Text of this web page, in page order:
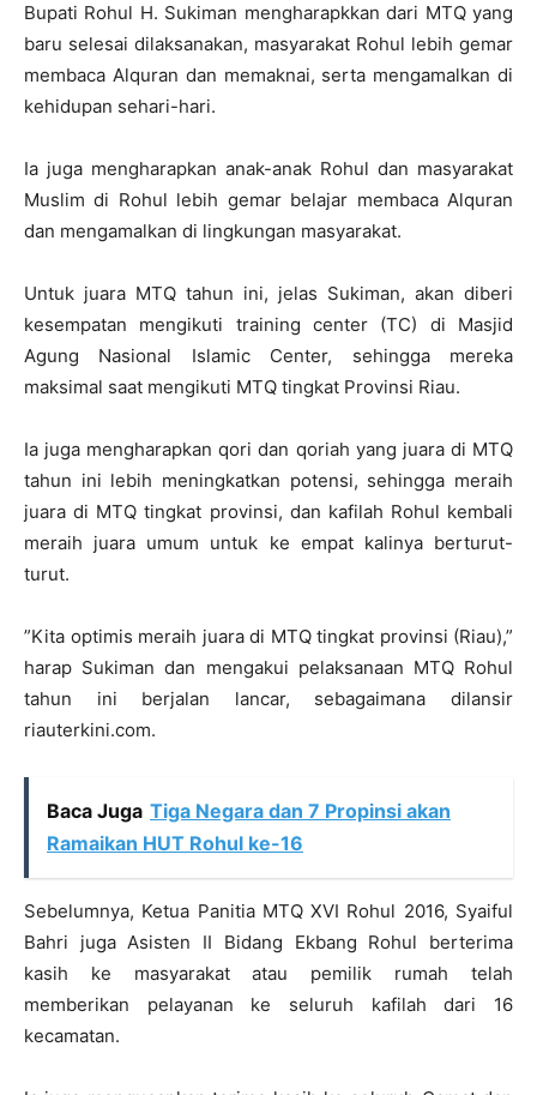
Bupati Rohul H. Sukiman mengharapkkan dari MTQ yang
baru selesai dilaksanakan, masyarakat Rohul lebih gemar
membaca Alquran dan memaknai, serta mengamalkan di
kehidupan sehari-hari.
Ia juga mengharapkan anak-anak Rohul dan masyarakat
Muslim di Rohul lebih gemar belajar membaca Alquran
dan mengamalkan di lingkungan masyarakat.
Untuk juara MTQ tahun ini, jelas Sukiman, akan diberi
kesempatan mengikuti training center (TC) di Masjid
Agung Nasional Islamic Center, sehingga mereka
maksimal saat mengikuti MTQ tingkat Provinsi Riau.
Ia juga mengharapkan qori dan qoriah yang juara di MTQ
tahun ini lebih meningkatkan potensi, sehingga meraih
juara di MTQ tingkat provinsi, dan kafilah Rohul kembali
meraih juara umum untuk ke empat kalinya berturut-
turut.
”Kita optimis meraih juara di MTQ tingkat provinsi (Riau),”
harap Sukiman dan mengakui pelaksanaan MTQ Rohul
tahun ini berjalan lancar, sebagaimana dilansir
riauterkini.com.
Baca Juga Tiga Negara dan 7 Propinsi akan
Ramaikan HUT Rohul ke-16
Sebelumnya, Ketua Panitia MTQ XVI Rohul 2016, Syaiful
Bahri juga Asisten II Bidang Ekbang Rohul berterima
kasih ke masyarakat atau pemilik rumah telah
memberikan pelayanan ke seluruh kafilah dari 16
kecamatan.